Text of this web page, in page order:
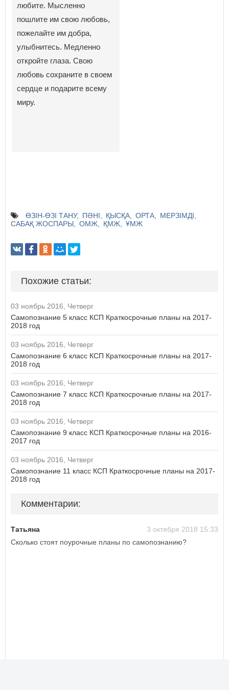
любите. Мысленно
пошлите им свою любовь,
пожелайте им добра,
улыбнитесь. Медленно
откройте глаза. Свою
любовь сохраните в своем
сердце и подарите всему
миру.
ӨЗІН-ӨЗІ ТАНУ ПӘНІ ҚЫСҚА ОРТА
МЕРЗІМДІ
САБАҚ ЖОСПАРЫ
ОМЖ ҚМЖ ҰМЖ
Похожие статьи:
03 ноябрь 2016, Четверг
Самопознание 5 класс КСП Краткосрочные планы на 2017-
2018 год
03 ноябрь 2016, Четверг
Самопознание 6 класс КСП Краткосрочные планы на 2017-
2018 год
03 ноябрь 2016, Четверг
Самопознание 7 класс КСП Краткосрочные планы на 2017-
2018 год
03 ноябрь 2016, Четверг
Самопознание 9 класс КСП Краткосрочные планы на 2016-
2017 год
03 ноябрь 2016, Четверг
Самопознание 11 класс КСП Краткосрочные планы на 2017-
2018 год
Комментарии:
Татьяна
3 октября 2018 15:33
Сколько стоят поурочные планы по самопознанию?